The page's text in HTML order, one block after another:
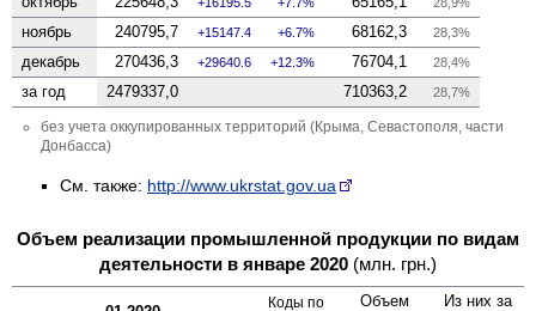
ноябрь 240795,7 15147.4 6.7% 68162,3 28,3%
декабрь 270436,3 29640.6 12.3% 76704,1 28,4%
за год 2479337,0 710363,2 28,7%
без учета оккупированных территорий (Крыма, Севастополя, части
Донбасса)
См. также: http://www.ukrstat.gov.ua
Объем реализации промышленной продукции по видам
деятельности в январе 2020 (млн. грн.)
Коды по
Объем
Из них за